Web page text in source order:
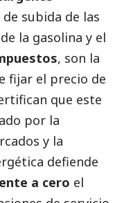
subida de las
la gasolina y el
, son la
fijar el precio de
que este
por la
y la
defiende
a cero el